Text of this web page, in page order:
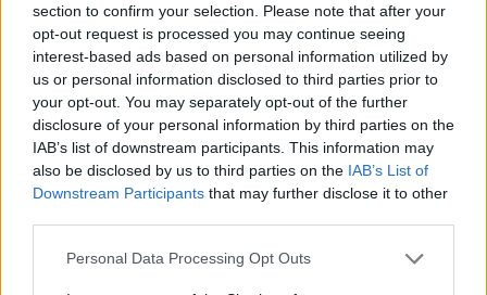
section to confirm your selection. Please note that after your
opt-out request is processed you may continue seeing
interest-based ads based on personal information utilized by
us or personal information disclosed to third parties prior to
your opt-out. You may separately opt-out of the further
disclosure of your personal information by third parties on the
IAB’s list of downstream participants. This information may
also be disclosed by us to third parties on the IAB’s List of
Downstream Participants that may further disclose it to other
Please note that this website/app uses one or more Google
Personal Data Processing Opt Outs